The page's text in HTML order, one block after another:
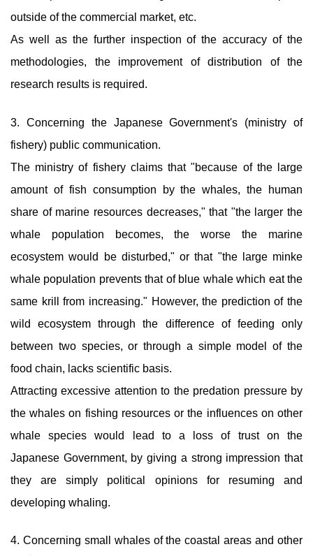
outside of the commercial market, etc.
As well as the further inspection of the accuracy of the
methodologies, the improvement of distribution of the
research results is required.
3. Concerning the Japanese Government's (ministry of
fishery) public communication.
The ministry of fishery claims that "because of the large
amount of fish consumption by the whales, the human
share of marine resources decreases," that "the larger the
whale population becomes, the worse the marine
ecosystem would be disturbed," or that "the large minke
whale population prevents that of blue whale which eat the
same krill from increasing." However, the prediction of the
wild ecosystem through the difference of feeding only
between two species, or through a simple model of the
food chain, lacks scientific basis.
Attracting excessive attention to the predation pressure by
the whales on fishing resources or the influences on other
whale species would lead to a loss of trust on the
Japanese Government, by giving a strong impression that
they are simply political opinions for resuming and
developing whaling.
4. Concerning small whales of the coastal areas and other